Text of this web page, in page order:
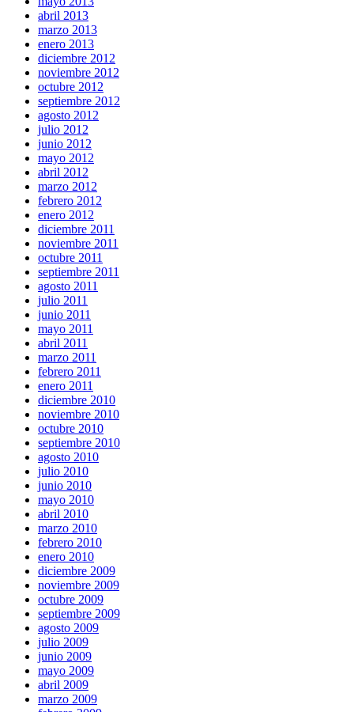
abril 2013
marzo 2013
enero 2013
diciembre 2012
noviembre 2012
octubre 2012
septiembre 2012
agosto 2012
julio 2012
junio 2012
mayo 2012
abril 2012
marzo 2012
febrero 2012
enero 2012
diciembre 2011
noviembre 2011
octubre 2011
septiembre 2011
agosto 2011
julio 2011
junio 2011
mayo 2011
abril 2011
marzo 2011
febrero 2011
enero 2011
diciembre 2010
noviembre 2010
octubre 2010
septiembre 2010
agosto 2010
julio 2010
junio 2010
mayo 2010
abril 2010
marzo 2010
febrero 2010
enero 2010
diciembre 2009
noviembre 2009
octubre 2009
septiembre 2009
agosto 2009
julio 2009
junio 2009
mayo 2009
abril 2009
marzo 2009